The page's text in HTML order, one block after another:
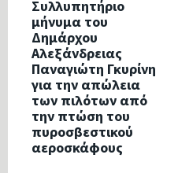
Συλλυπητήριο
μήνυμα του
Δημάρχου
Αλεξάνδρειας
Παναγιώτη Γκυρίνη
για την απώλεια
των πιλότων από
την πτώση του
πυροσβεστικού
αεροσκάφους